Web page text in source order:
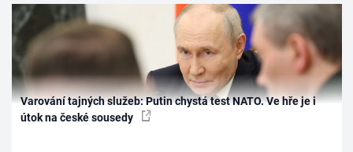
Varování tajných služeb: Putin chystá test NATO. Ve hře je i
útok na české sousedy